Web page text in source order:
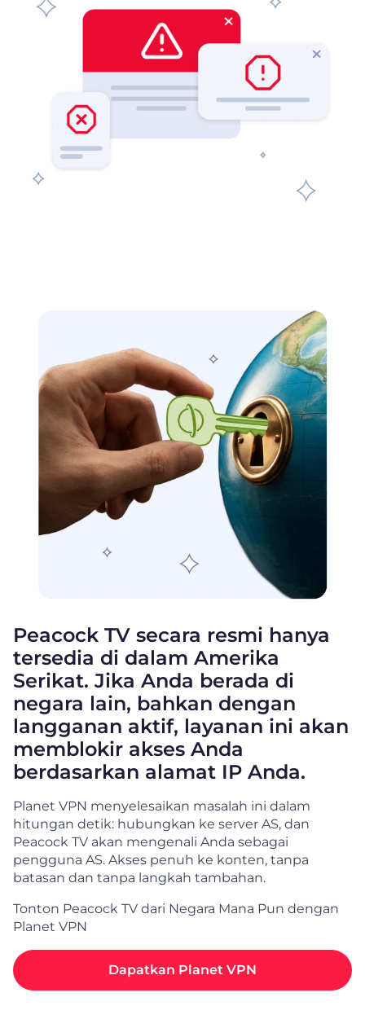
Peacock TV secara resmi hanya
tersedia di dalam Amerika
Serikat. Jika Anda berada di
negara lain, bahkan dengan
langganan aktif, layanan ini akan
memblokir akses Anda
berdasarkan alamat IP Anda.
Planet VPN menyelesaikan masalah ini dalam
hitungan detik: hubungkan ke server AS, dan
Peacock TV akan mengenali Anda sebagai
pengguna AS. Akses penuh ke konten, tanpa
batasan dan tanpa langkah tambahan.
Tonton Peacock TV dari Negara Mana Pun dengan
Planet VPN
Dapatkan Planet VPN